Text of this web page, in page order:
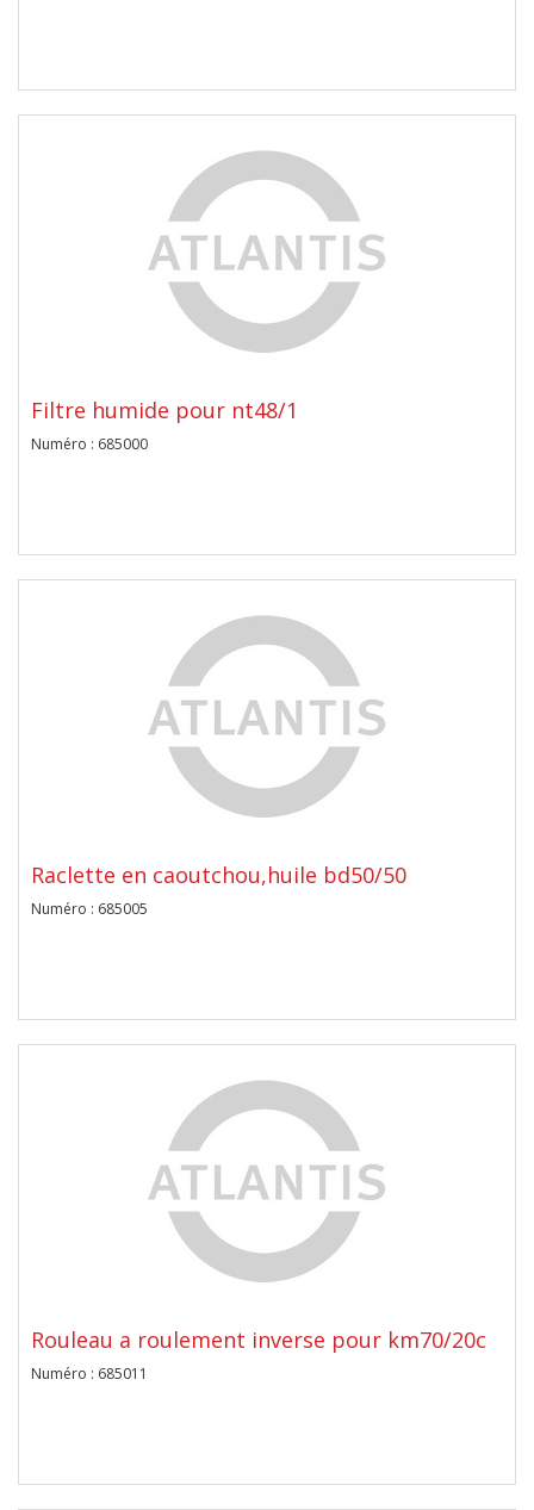
Filtre humide pour nt48/1
Numéro : 685000
Raclette en caoutchou,huile bd50/50
Numéro : 685005
Rouleau a roulement inverse pour km70/20c
Numéro : 685011